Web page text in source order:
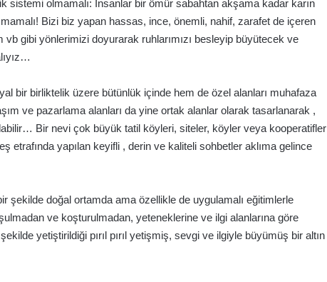
sistemi olmamalı: İnsanlar bir ömür sabahtan akşama kadar karın
Bizi biz yapan hassas, ince, önemli, nahif, zarafet de içeren
gibi yönlerimizi doyurarak ruhlarımızı besleyip büyütecek ve
bir birliktelik üzere bütünlük içinde hem de özel alanları muhafaza
ve pazarlama alanları da yine ortak alanlar olarak tasarlanarak ,
Bir nevi çok büyük tatil köyleri, siteler, köyler veya kooperatifler
etrafında yapılan keyifli , derin ve kaliteli sohbetler aklıma gelince
şekilde doğal ortamda ama özellikle de uygulamalı eğitimlerle
ve koşturulmadan, yeteneklerine ve ilgi alanlarına göre
yetiştirildiği pırıl pırıl yetişmiş, sevgi ve ilgiyle büyümüş bir altın